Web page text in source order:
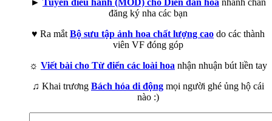
đăng ký nha các bạn
♥ Ra mắt Bộ sưu tập ảnh hoa chất lượng cao do các thành
viên VF đóng góp
☼ Viết bài cho Từ điển các loài hoa nhận nhuận bút liền tay
♫ Khai trương Bách hóa di động mọi người ghé ủng hộ cái
nào :)